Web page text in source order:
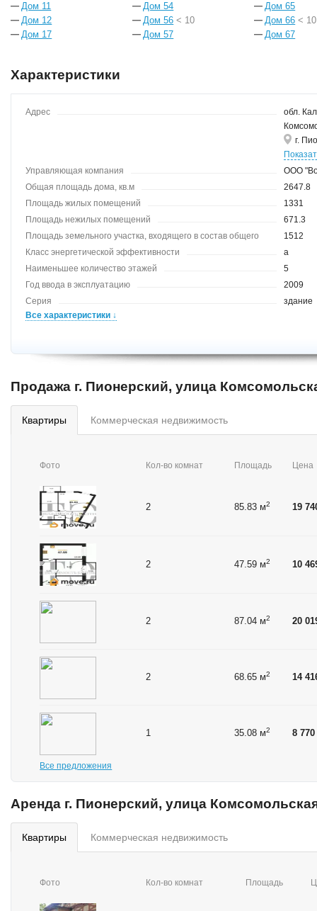
Дом 11
Дом 12
Дом 17
Дом 54
Дом 56 < 10
Дом 57
Дом 65
Дом 66 < 10
Дом 67
Характеристики
Адрес
обл.
г.
Управляющая компания
ООО
Общая площадь дома, кв.м
2647.8
Площадь жилых помещений
1331
Площадь нежилых помещений
671.3
Площадь земельного участка, входящего в состав общего
имущества
1512
Класс энергетической эффективности
a
Наименьшее количество этажей
5
Год ввода в эксплуатацию
2009
Серия
здание
Все характеристики ↓
Продажа г. Пионерский, улица
квартиры коммерческая недвижимость
Фото Кол-во комнат Площадь Цена
2 85.83 м2 19
2 47.59 м2 10
2 87.04 м2 20
2 68.65 м2 14
1 35.08 м2 8
Все предложения
Аренда г. Пионерский, улица
квартиры коммерческая недвижимость
Фото Кол-во комнат Площадь